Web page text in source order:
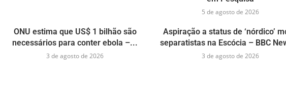
5 de agosto de 2026
ONU estima que US$ 1 bilhão são
necessários para conter ebola –...
3 de agosto de 2026
Aspiração a status de ‘nórdico’
separatistas na Escócia – BBC
3 de agosto de 2026